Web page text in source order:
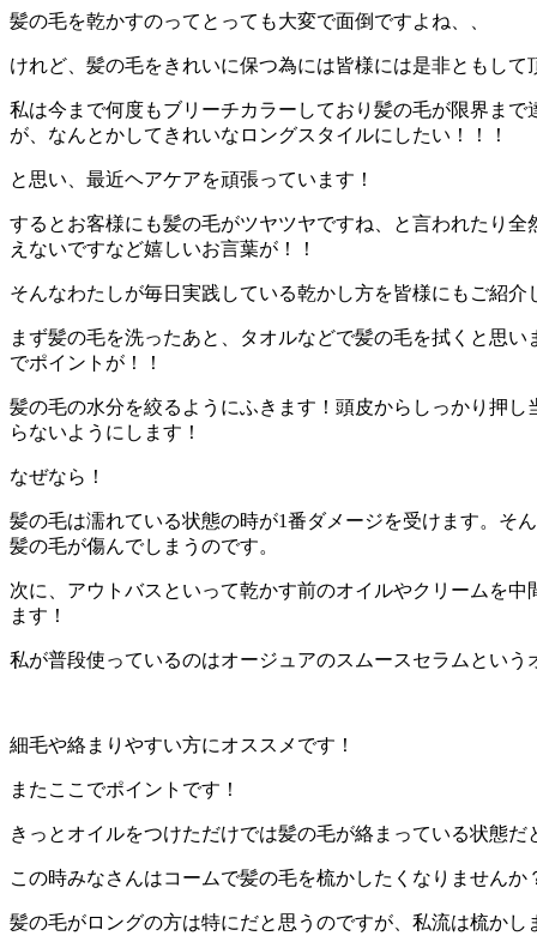
髪の毛を乾かすのってとっても大変で面倒ですよね、、
けれど、髪の毛をきれいに保つ為には皆様には是非ともして
私は今まで何度もブリーチカラーしており髪の毛が限界まで
が、なんとかしてきれいなロングスタイルにしたい！！！
と思い、最近ヘアケアを頑張っています！
するとお客様にも髪の毛がツヤツヤですね、と言われたり全
えないですなど嬉しいお言葉が！！
そんなわたしが毎日実践している乾かし方を皆様にもご紹介
まず髪の毛を洗ったあと、タオルなどで髪の毛を拭くと思い
でポイントが！！
髪の毛の水分を絞るようにふきます！頭皮からしっかり押し
らないようにします！
なぜなら！
髪の毛は濡れている状態の時が1番ダメージを受けます。そ
髪の毛が傷んでしまうのです。
次に、アウトバスといって乾かす前のオイルやクリームを中
ます！
私が普段使っているのはオージュアのスムースセラムという
細毛や絡まりやすい方にオススメです！
またここでポイントです！
きっとオイルをつけただけでは髪の毛が絡まっている状態だ
この時みなさんはコームで髪の毛を梳かしたくなりませんか
髪の毛がロングの方は特にだと思うのですが、私流は梳かし